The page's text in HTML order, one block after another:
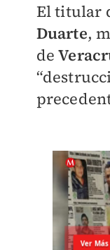
El titular
Duarte,
de